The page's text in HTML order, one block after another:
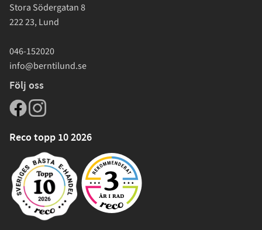
Stora Södergatan 8
222 23, Lund
046-152020
info@berntilund.se
Följ oss
Reco topp 10 2026